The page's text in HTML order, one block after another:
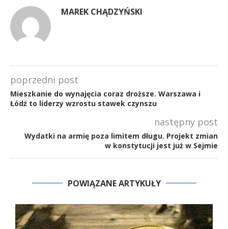
MAREK CHĄDZYŃSKI
poprzedni post
Mieszkanie do wynajęcia coraz droższe. Warszawa i
Łódź to liderzy wzrostu stawek czynszu
następny post
Wydatki na armię poza limitem długu. Projekt zmian
w konstytucji jest już w Sejmie
POWIĄZANE ARTYKUŁY